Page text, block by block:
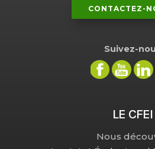
CONTACTEZ-
Suivez-
LE CFEI
Nous